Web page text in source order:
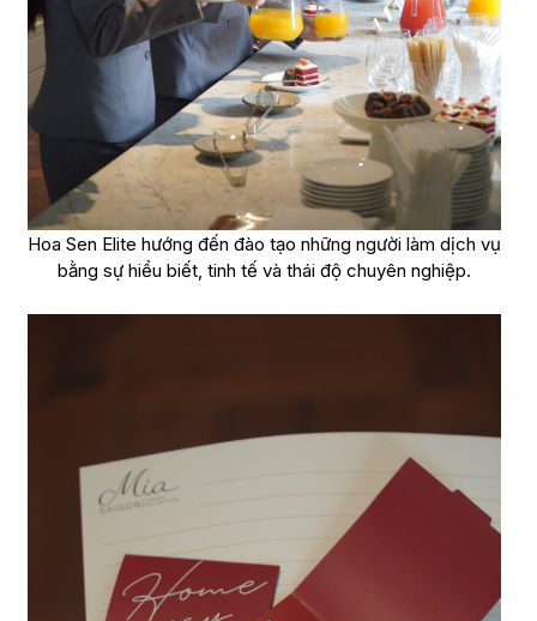
Hoa Sen Elite hướng đến đào tạo những người làm dịch vụ
bằng sự hiểu biết, tinh tế và thái độ chuyên nghiệp.